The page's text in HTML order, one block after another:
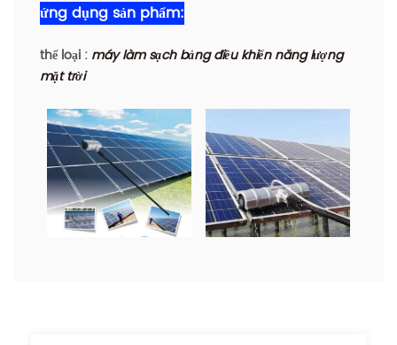
ứng dụng sản phẩm:
thể loại : máy làm sạch bảng điều khiển năng lượng
mặt trời